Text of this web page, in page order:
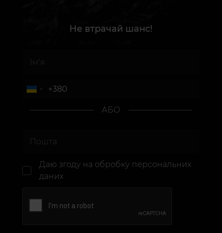
Не втрачай шанс!
АБО
Даю згоду на обробку персональних
даних